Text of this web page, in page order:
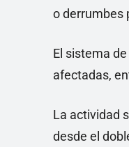
o derrumbes
El sistema
afectadas,
La actividad
desde el